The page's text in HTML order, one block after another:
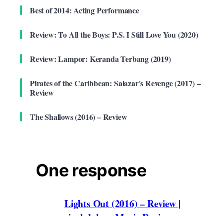
Best of 2014: Acting Performance
Review: To All the Boys: P.S. I Still Love You (2020)
Review: Lampor: Keranda Terbang (2019)
Pirates of the Caribbean: Salazar's Revenge (2017) –
Review
The Shallows (2016) – Review
One response
Lights Out (2016) – Review |